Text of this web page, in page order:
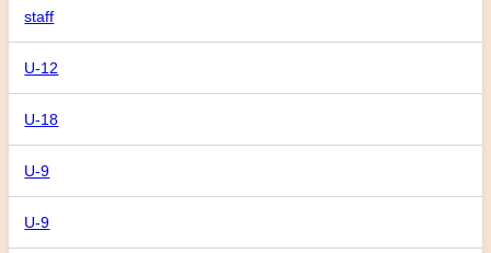
staff
U-12
U-18
U-9
U-9